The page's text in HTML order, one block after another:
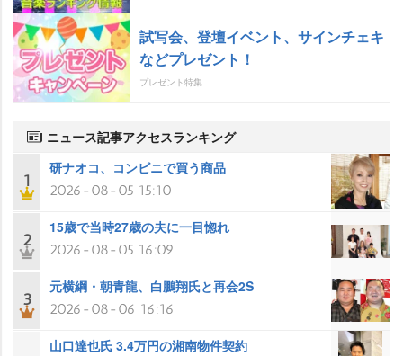
試写会、登壇イベント、サインチェキ
などプレゼント！
プレゼント特集
ニュース記事アクセスランキング
1
研ナオコ、コンビニで買う商品
2026-08-05 15:10
2
15歳で当時27歳の夫に一目惚れ
2026-08-05 16:09
3
元横綱・朝青龍、白鵬翔氏と再会2S
2026-08-06 16:16
山口達也氏 3.4万円の湘南物件契約